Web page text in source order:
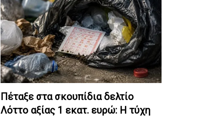
Πέταξε στα σκουπίδια δελτίο
Λόττο αξίας 1 εκατ. ευρώ: Η τύχη